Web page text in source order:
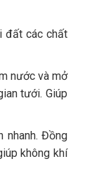
đất các chất
nước và mở
tưới. Giúp
nhanh. Đồng
không khí